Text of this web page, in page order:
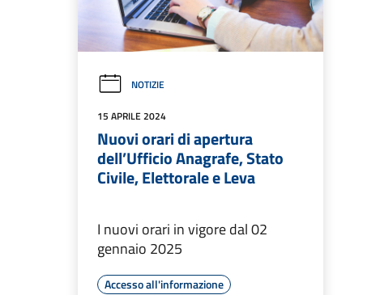
NOTIZIE
15 APRILE 2024
Nuovi orari di apertura
dell’Ufficio Anagrafe, Stato
Civile, Elettorale e Leva
I nuovi orari in vigore dal 02
gennaio 2025
Accesso all'informazione